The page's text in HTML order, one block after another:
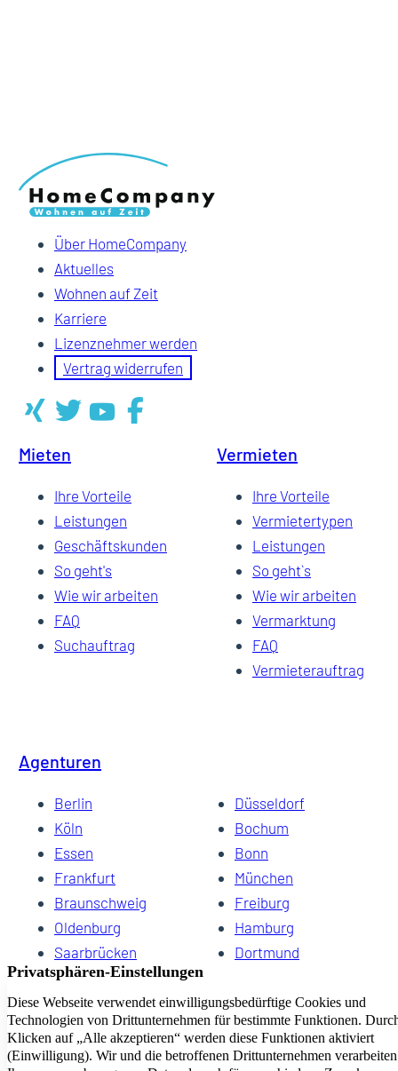
Über HomeCompany
Aktuelles
Wohnen auf Zeit
Karriere
Lizenznehmer werden
Vertrag widerrufen
Mieten
Ihre Vorteile
Leistungen
Geschäftskunden
So geht's
Wie wir arbeiten
FAQ
Suchauftrag
Vermieten
Ihre Vorteile
Vermietertypen
Leistungen
So geht`s
Wie wir arbeiten
Vermarktung
FAQ
Vermieterauftrag
Agenturen
Berlin
Düsseldorf
Köln
Bochum
Essen
Bonn
Frankfurt
München
Braunschweig
Freiburg
Oldenburg
Hamburg
Saarbrücken
Dortmund
Hannover
Dresden
Kiel
Wuppertal
Bremen